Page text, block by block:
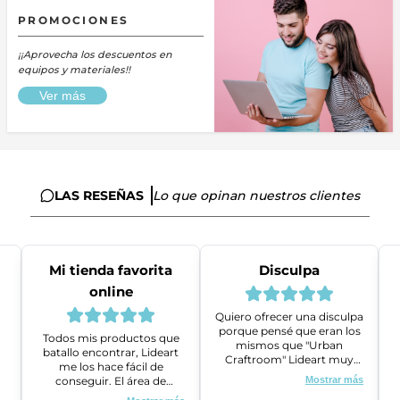
PROMOCIONES
¡¡Aprovecha los descuentos en
equipos y materiales!!
Ver más
LAS RESEÑAS Lo que opinan nuestros clientes
Mi tienda favorita
online
Todos mis productos que
batallo encontrar, Lideart
me los hace fácil de
conseguir. El área de
ventas es super amable y
Disculpa
Quiero ofrecer una disculpa
porque pensé que eran los
mismos que "Urban
Craftroom" Lideart muy
amables me ayudaron a
gestionar un problema que
Mostrar más